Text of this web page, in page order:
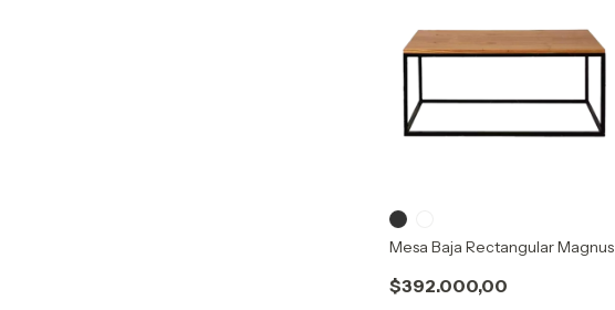
Mesa Baja Rectangular Magnus
$392.000,00